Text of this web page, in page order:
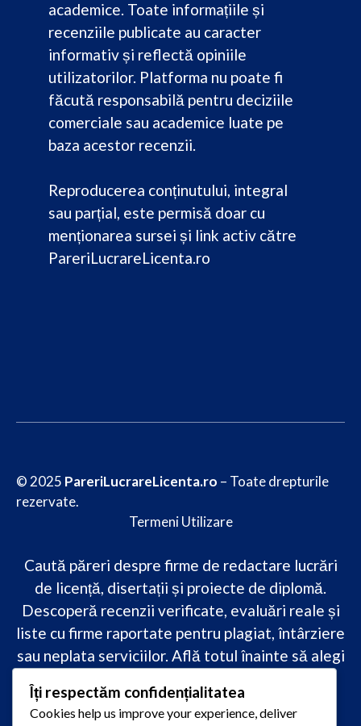
academice. Toate informațiile și
recenziile publicate au caracter
informativ și reflectă opiniile
utilizatorilor. Platforma nu poate fi
făcută responsabilă pentru deciziile
comerciale sau academice luate pe
baza acestor recenzii.
Reproducerea conținutului, integral
sau parțial, este permisă doar cu
menționarea sursei și link activ către
PareriLucrareLicenta.ro
© 2025 PareriLucrareLicenta.ro – Toate drepturile
rezervate.
Termeni Utilizare
Caută păreri despre firme de redactare lucrări
de licență, disertații și proiecte de diplomă.
Descoperă recenzii verificate, evaluări reale și
liste cu firme raportate pentru plagiat, întârziere
sau neplata serviciilor. Află totul înainte să alegi
academicădoar pe PareriLucrareLicenta.ro.
Îți respectăm confidențialitatea
Cookies help us improve your experience, deliver